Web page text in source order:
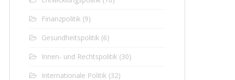
Finanzpolitik (9)
Gesundheitspolitik (6)
Innen- und Rechtspolitik (30)
Internationale Politik (32)